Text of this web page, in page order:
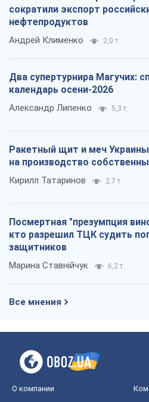
сократили экспорт
нефтепродуктов
Андрей Клименко 2,0 т.
Два супертурнира Магучих:
календарь осени-2026
Александр Липенко 5,3 т.
Ракетный щит и меч
на производство
Кирилл Татаринов 2,7 т.
Посмертная "презумпция
кто разрешил ТЦК судить
защитников
Марина Ставнійчук 6,2 т.
Все мнения
О компании